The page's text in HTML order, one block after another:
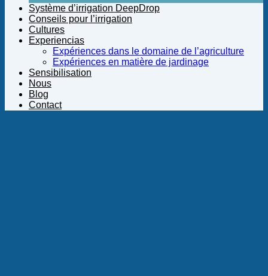
Système d’irrigation DeepDrop
Conseils pour l’irrigation
Cultures
Experiencias
Expériences dans le domaine de l’agriculture
Expériences en matière de jardinage
Sensibilisation
Nous
Blog
Contact